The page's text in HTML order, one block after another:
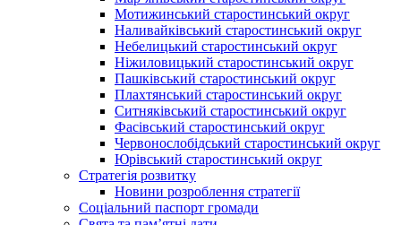
Мотижинський старостинський округ
Наливайківський старостинський округ
Небелицький старостинський округ
Ніжиловицький старостинський округ
Пашківський старостинський округ
Плахтянський старостинський округ
Ситняківський старостинський округ
Фасівський старостинський округ
Червонослобідський старостинський округ
Юрівський старостинський округ
Стратегія розвитку
Новини розроблення стратегії
Соціальний паспорт громади